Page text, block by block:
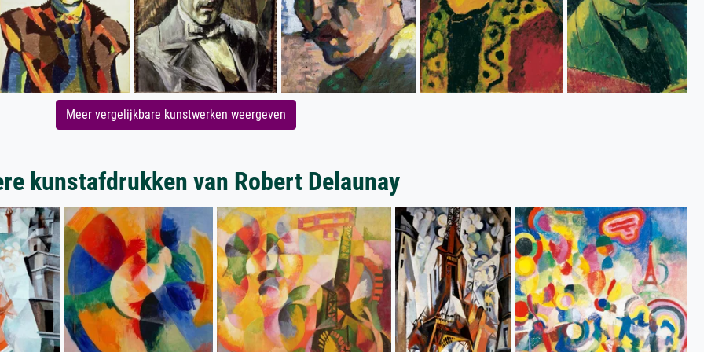
Meer vergelijkbare kunstwerken weergeven
kunstafdrukken van Robert Delaunay